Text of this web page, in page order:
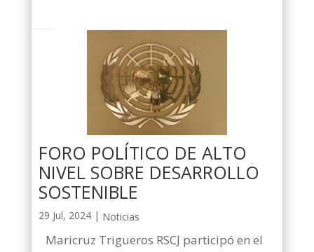
FORO POLÍTICO DE ALTO
NIVEL SOBRE DESARROLLO
SOSTENIBLE
29 Jul, 2024| Noticias
Maricruz Trigueros RSCJ participó en el